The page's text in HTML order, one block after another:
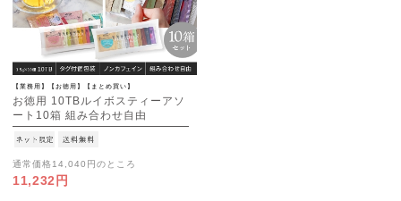
【業務用】【お徳用】【まとめ買い】
お徳用 10TBルイボスティーアソ
ート10箱 組み合わせ自由
通常価格14,040円のところ
11,232円